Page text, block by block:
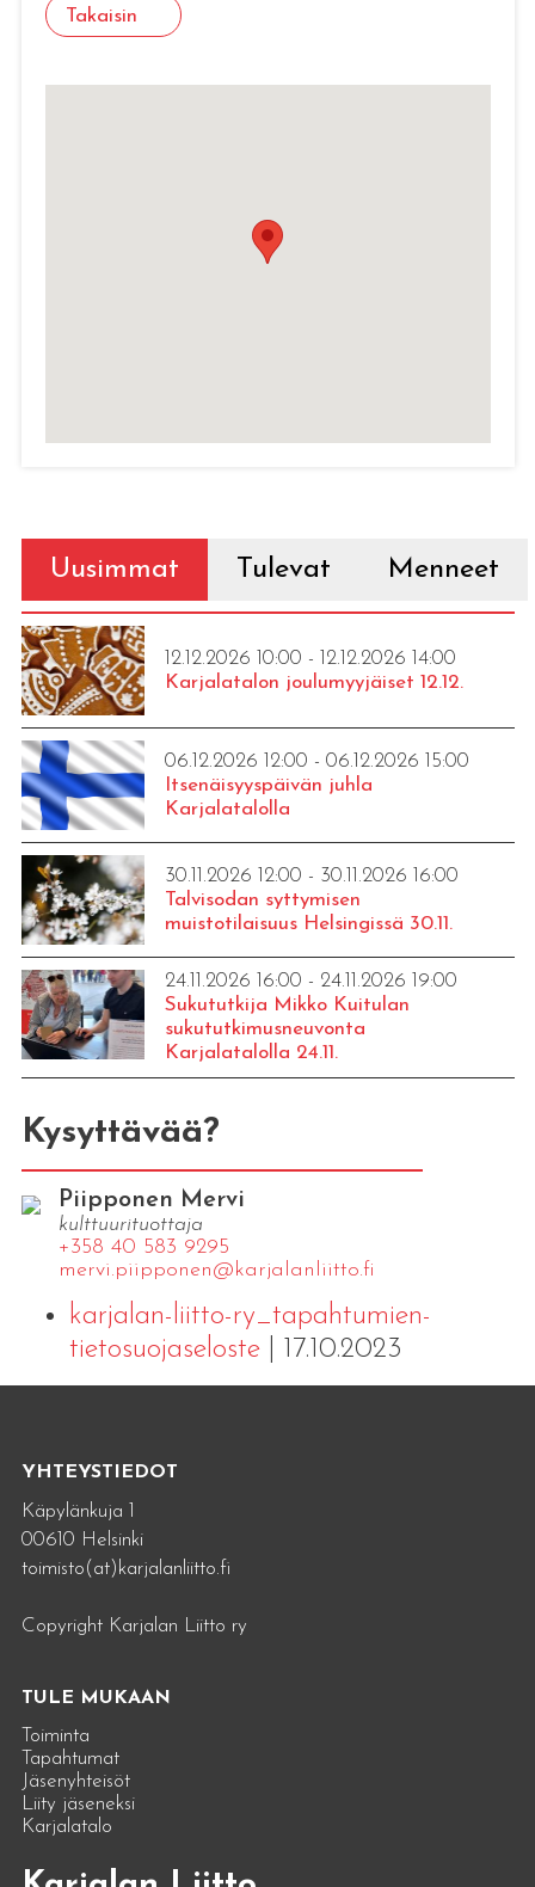
Takaisin
Uusimmat Tulevat Menneet
12.12.2026 10:00 - 12.12.2026 14:00
Karjalatalon joulumyyjäiset 12.12.
06.12.2026 12:00 - 06.12.2026 15:00
Itsenäisyyspäivän juhla
Karjalatalolla
30.11.2026 12:00 - 30.11.2026 16:00
Talvisodan syttymisen
muistotilaisuus Helsingissä 30.11.
24.11.2026 16:00 - 24.11.2026 19:00
Sukututkija Mikko Kuitulan
sukututkimusneuvonta
Karjalatalolla 24.11.
Kysyttävää?
Piipponen Mervi
kulttuurituottaja
+358 40 583 9295
mervi.​piipponen@​kar​jala​nlii​tto.​fi
karjalan-liitto-ry_tapahtumien-
tietosuojaseloste| 17.10.2023
YHTEYSTIEDOT
Käpylänkuja 1
00610 Helsinki
toimisto(at)karjalanliitto.fi
Copyright Karjalan Liitto ry
TULE MUKAAN
Toiminta
Tapahtumat
Jäsenyhteisöt
Liity jäseneksi
Karjalatalo